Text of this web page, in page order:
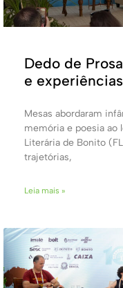
Dedo de
e
Mesas abordaram
memória e poesia ao
Literária de Bonito
trajetórias,
Leia mais »